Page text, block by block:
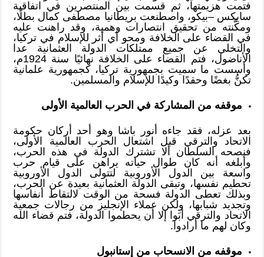
فتمت هزيمتها، ثم قسمت بين المنتصرين في اتفاقية
سايكس –بيكو، واصطنعت بريطانيا مصطفى كمال بطلًا،
ومكَّنته من تحقيق انتصارات وهمية، وقد راهنت عليه
في القضاء على الخلافة ومحو أي أثر للإسلام في تركيا،
والتخلي عن جميع ممتلكات الدولة العثمانية عدا
الأناضول، فتم القضاء على الخلافة نهائيًا سنة 1924م،
وأسست ما سميت بجمهورية تركيا، كجمهورية علمانية
تكنُّ بغضًا وحقدًا وكيدًا للإسلام والمسلمين.
موقفه من المشاركة في الحرب العالمية الأولى
بعد عزله، فقد جاءه أنور باشا وهو أحد أركان حكومة
الاتحاد والترقي قبل اشتعال الحرب العالمية الأولى،
فنصحه السلطان ألا تشترك الدولة في هذه الحرب،
وأبلغه أنه كان طوال حياته يراهن على قيام حرب
واسعة بين الدول الأوروبية لتتولى الدول الأوروبية
تحطيم نفسها، وتبقى الدولة العثمانية بعيدة عن الحرب،
وبذلك تعطى الدولة فسحة من الوقت لالتقاط أنفاسها
وتجديد شبابها، ولكن عملاء الإنجليز من رجالات جمعية
الاتحاد والترقي أبَوا إلا أن يحطموا الدولة، فتم قضاء الله
وكان لهم ما أرادوا.
موقفه من الانسحاب من إستانبول